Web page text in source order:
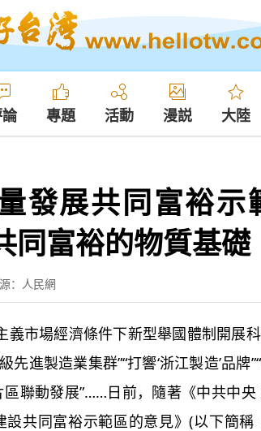
專題 活動 漫説 大陸
發展共同富裕示
同富裕的物質基礎
：人民網
市場經濟條件下新型舉國體制開展
先進製造業集群”“打響‘浙江製造’品牌
區聯動發展”……日前，隨著《中共中央
設共同富裕示範區的意見》(以下簡稱